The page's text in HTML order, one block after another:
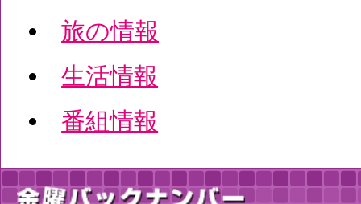
旅の情報
生活情報
番組情報